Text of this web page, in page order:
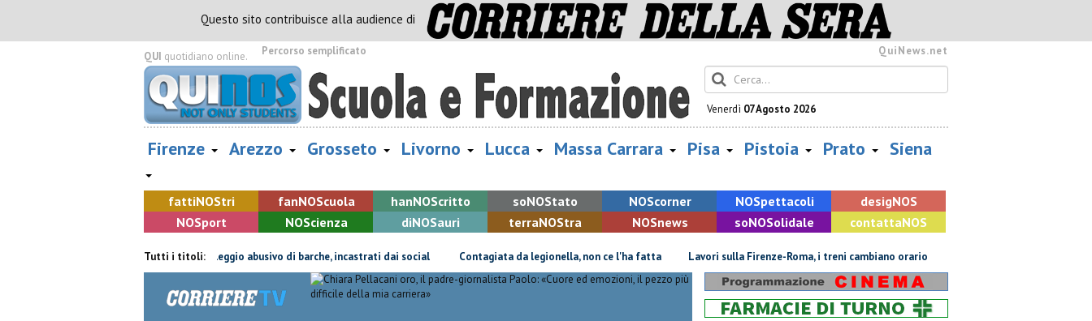
Questo sito contribuisce alla audience di
QUI quotidiano online. Percorso semplificato QuiNews.net
Venerdì 07 Agosto 2026
Firenze Arezzo Grosseto Livorno Lucca Massa Carrara Pisa Pistoia Prato Siena
fattiNOStri fanNOScuola hanNOScritto soNOStato NOScorner NOSpettacoli desigNOS
NOSport NOScienza diNOSauri terraNOStra NOSnews soNOSolidale contattaNOS
Tutti i titoli:
Noleggio abusivo di barche, incastrati dai social Contagiata da legionella, non ce l'ha fatta Lavori sulla Firenze-Roma, i treni cambiano orario Noleggio abusivo di barche, incastrati